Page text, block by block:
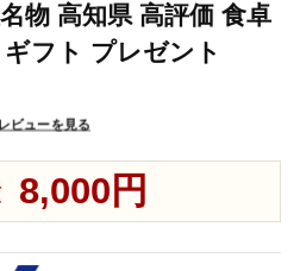
物 高知県 高評価 食卓
フト プレゼント
ビューを見る
8,000円